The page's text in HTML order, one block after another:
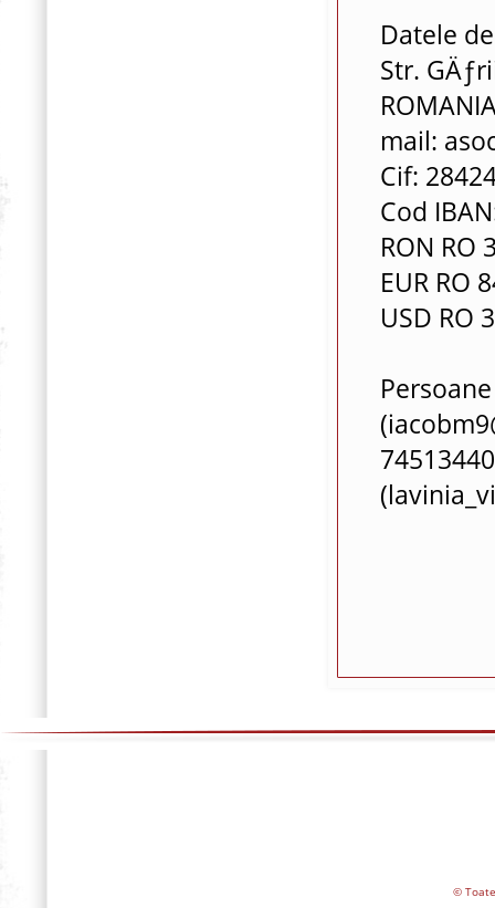
Datele
Str.
mail:
Cif:
Cod
RON RO
EUR RO
USD RO
©